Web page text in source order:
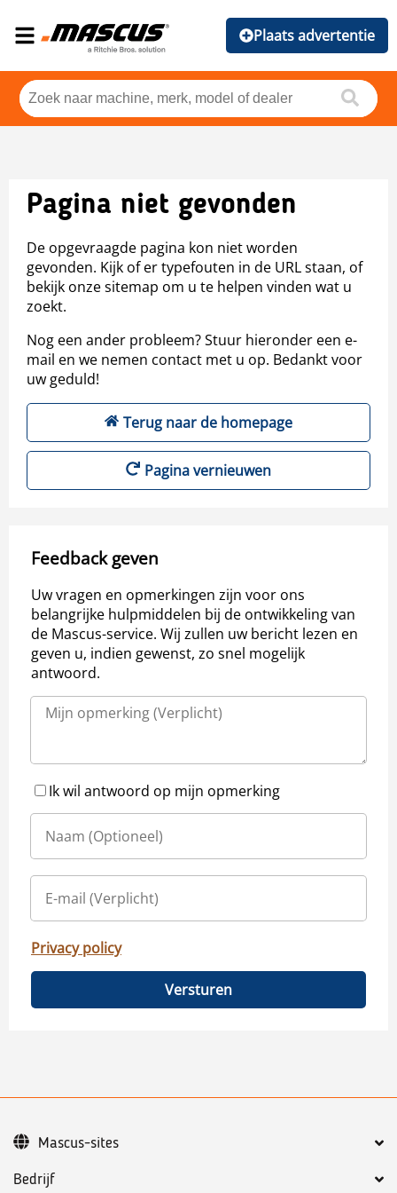
Plaats advertentie
Pagina niet gevonden
De opgevraagde pagina kon niet worden
gevonden. Kijk of er typefouten in de URL staan, of
bekijk onze sitemap om u te helpen vinden wat u
zoekt.
Nog een ander probleem? Stuur hieronder een e-
mail en we nemen contact met u op. Bedankt voor
uw geduld!
Terug naar de homepage
Pagina vernieuwen
Feedback geven
Uw vragen en opmerkingen zijn voor ons
belangrijke hulpmiddelen bij de ontwikkeling van
de Mascus-service. Wij zullen uw bericht lezen en
geven u, indien gewenst, zo snel mogelijk
antwoord.
Ik wil antwoord op mijn opmerking
Privacy policy
Versturen
Bedrijf
Mascus-sites